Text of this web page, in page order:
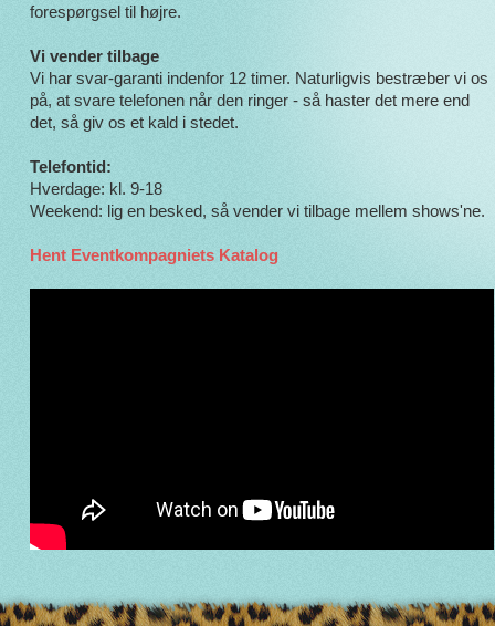
forespørgsel til højre.
Vi vender tilbage
Vi har svar-garanti indenfor 12 timer. Naturligvis bestræber vi os
på, at svare telefonen når den ringer - så haster det mere end
det, så giv os et kald i stedet.
Telefontid:
Hverdage: kl. 9-18
Weekend: lig en besked, så vender vi tilbage mellem shows'ne.
Hent Eventkompagniets Katalog